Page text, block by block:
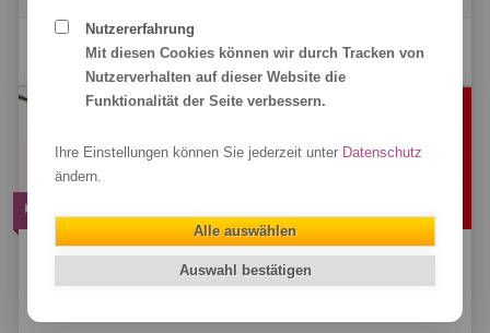
Aufkleber mit Weißdruck kalkulieren
Plakette erteilt: Besiegeln Sie, was Sie wollen – mit unseren
frei gestaltbaren Prüfplaketten von der Digitaldruck-Fabrik.
Nutzererfahrung
Mit diesen Cookies können wir durch Tracken von
Nutzerverhalten auf dieser Website die
Funktionalität der Seite verbessern.
Ihre Einstellungen können Sie jederzeit unter Datenschutz
ändern.
Alle auswählen
Auswahl bestätigen